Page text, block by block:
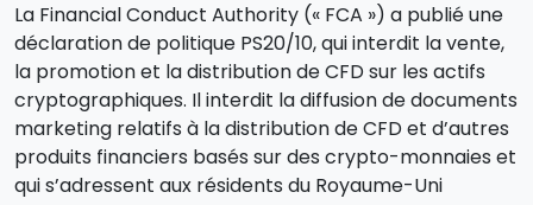
La Financial Conduct Authority (« FCA ») a publié une
déclaration de politique PS20/10, qui interdit la vente,
la promotion et la distribution de CFD sur les actifs
cryptographiques. Il interdit la diffusion de documents
marketing relatifs à la distribution de CFD et d’autres
produits financiers basés sur des crypto-monnaies et
qui s’adressent aux résidents du Royaume-Uni